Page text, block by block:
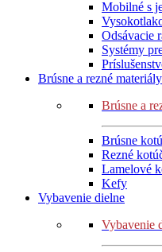
Mobilné s
Odsávacie
Systémy
Brúsne a rezné materiály
Brúsne a
Brúsne
Rezné
Lamelové
Kefy
Vybavenie dielne
Vybavenie